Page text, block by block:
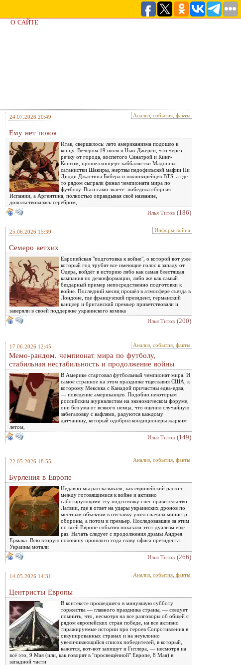
О САЙТЕ
24.07.2026 20:49 Анализ, события, факты
Ему нет покоя
Итак, свершилось: лето американизма подошло к
концу. Вечером 19 июля в Нью-Джерси, что через
речку от города, воспетого Синатрой и Кинг-
Конгом, прошёл концерт каббалистки Мадонны,
сатанистки Шакиры, жертвы педофильской мафии Пи
Дидди Джастина Бибера и южнокорейцев BTS, а где-
то рядом сыграли финал чемпионата мира по
футболу. Вы и сами знаете: победила сборная
Испании, а Аргентина, полностью оправдывая своё название,
довольствовалась серебром,
Илья Титов (186)
25.06.2026 15:39 Информ-война
Семеро ветхих
Европейская "подготовка к войне", о которой вот уже
который год трубят все имеющие голос к западу от
Одера, войдёт в историю либо как самая блестящая
кампания по дезинформации, либо же как самый
бездарный пример непосредственно подготовки к
войне. Последний месяц прошёл в атмосфере съезда в
Лондоне, где французский президент, германский
канцлер и британский премьер приветствовали и
заверяли в своей поддержке украинского комика
Илья Титов (200)
17.06.2026 12:45 Анализ, события, факты
Мемо-рандом. чемпионат мира по футболу,
стабильная нестабильность и продолжение войны
В Америке стартовал футбольный чемпионат мира. И
самое странное на этом празднике тщеславия США, к
которому Мексика с Канадой причастны едва-едва,
— поведение американцев. Подобно некоторым
российским журналистам на экономическом форуме,
они без ума от всякого немца, что оценил случайную
забегаловку с вафлями, радуются каждому
датчанину, который одобрил кондиционеры жарким
летом,
Илья Титов (149)
22.05.2026 18:55 Анализ, события, факты
Бурления в Европе
Недавно мы рассказывали, как европейский раскол
между готовящимися к войне и активно
саботирующими эту подготовку снёс правительство
Латвии, где в ответ на удары украинских дронов по
местным объектам в отставку ушёл сначала министр
обороны, а потом и премьер. Последовавшие за этим
по всей Европе события показали этот дуализм ещё
раз. Начать следует с продолжения драмы Андрея
Ермака. Всю вторую половину прошлого года главу офиса президента
Украины мотали
Илья Титов (266)
14.05.2026 14:31 Анализ, события, факты
Центристы Европы
В контексте прошедшего в минувшую субботу
торжества — главного праздника страны, — следует
помнить, что, несмотря на все разговоры об общей с
рядом европейских стран победе, на все активно
тиражируемые истории про героев Сопротивления в
оккупированных странах и на неуклонно
увеличивающийся список победителей, в который,
кажется, вот-вот запишут и Гитлера, — несмотря на
всё это, 9 Мая (или, как говорят в "просвещённой" Европе, 8 Мая) в
западной части